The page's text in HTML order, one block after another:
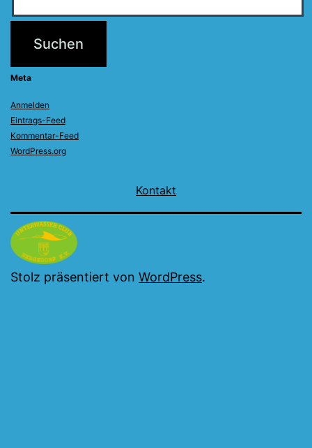
Meta
Anmelden
Eintrags-Feed
Kommentar-Feed
WordPress.org
Kontakt
Stolz präsentiert von WordPress.